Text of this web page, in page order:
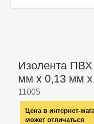
Изолента
мм х 0,13 мм х
11005
Цена в интернет-
может отличаться